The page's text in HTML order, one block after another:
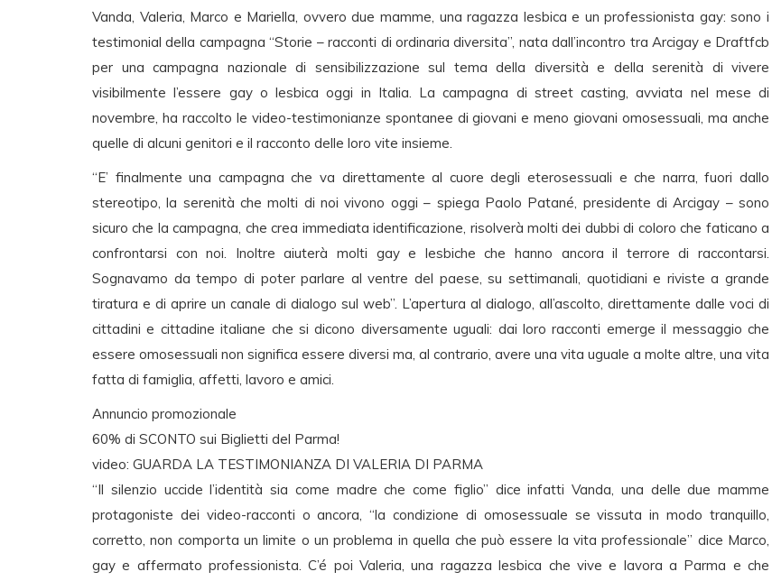
Vanda, Valeria, Marco e Mariella, ovvero due mamme, una ragazza lesbica e un professionista gay: sono i
testimonial della campagna “Storie – racconti di ordinaria diversita”, nata dall’incontro tra Arcigay e Draftfcb
per una campagna nazionale di sensibilizzazione sul tema della diversità e della serenità di vivere
visibilmente l’essere gay o lesbica oggi in Italia. La campagna di street casting, avviata nel mese di
novembre, ha raccolto le video-testimonianze spontanee di giovani e meno giovani omosessuali, ma anche
quelle di alcuni genitori e il racconto delle loro vite insieme.
“E’ finalmente una campagna che va direttamente al cuore degli eterosessuali e che narra, fuori dallo
stereotipo, la serenità che molti di noi vivono oggi – spiega Paolo Patané, presidente di Arcigay – sono
sicuro che la campagna, che crea immediata identificazione, risolverà molti dei dubbi di coloro che faticano a
confrontarsi con noi. Inoltre aiuterà molti gay e lesbiche che hanno ancora il terrore di raccontarsi.
Sognavamo da tempo di poter parlare al ventre del paese, su settimanali, quotidiani e riviste a grande
tiratura e di aprire un canale di dialogo sul web”. L’apertura al dialogo, all’ascolto, direttamente dalle voci di
cittadini e cittadine italiane che si dicono diversamente uguali: dai loro racconti emerge il messaggio che
essere omosessuali non significa essere diversi ma, al contrario, avere una vita uguale a molte altre, una vita
fatta di famiglia, affetti, lavoro e amici.
Annuncio promozionale
60% di SCONTO sui Biglietti del Parma!
video: GUARDA LA TESTIMONIANZA DI VALERIA DI PARMA
“Il silenzio uccide l’identità sia come madre che come figlio” dice infatti Vanda, una delle due mamme
protagoniste dei video-racconti o ancora, “la condizione di omosessuale se vissuta in modo tranquillo,
corretto, non comporta un limite o un problema in quella che può essere la vita professionale” dice Marco,
gay e affermato professionista. C’é poi Valeria, una ragazza lesbica che vive e lavora a Parma e che